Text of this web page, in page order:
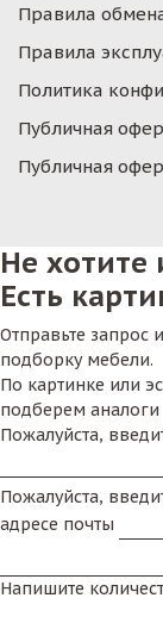
Правила
Правила
Политика
Публичная
Публичная
Не хотите
Есть
Отправьте запрос
подборку мебели.
По картинке или
подберем аналоги
Пожалуйста,
Пожалуйста,
адресе почты
Напишите